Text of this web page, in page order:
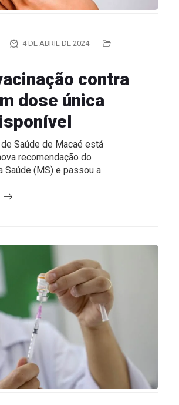
4 DE ABRIL DE 2024
contra
dose única
Saúde de Macaé está
recomendação do
Saúde (MS) e passou a